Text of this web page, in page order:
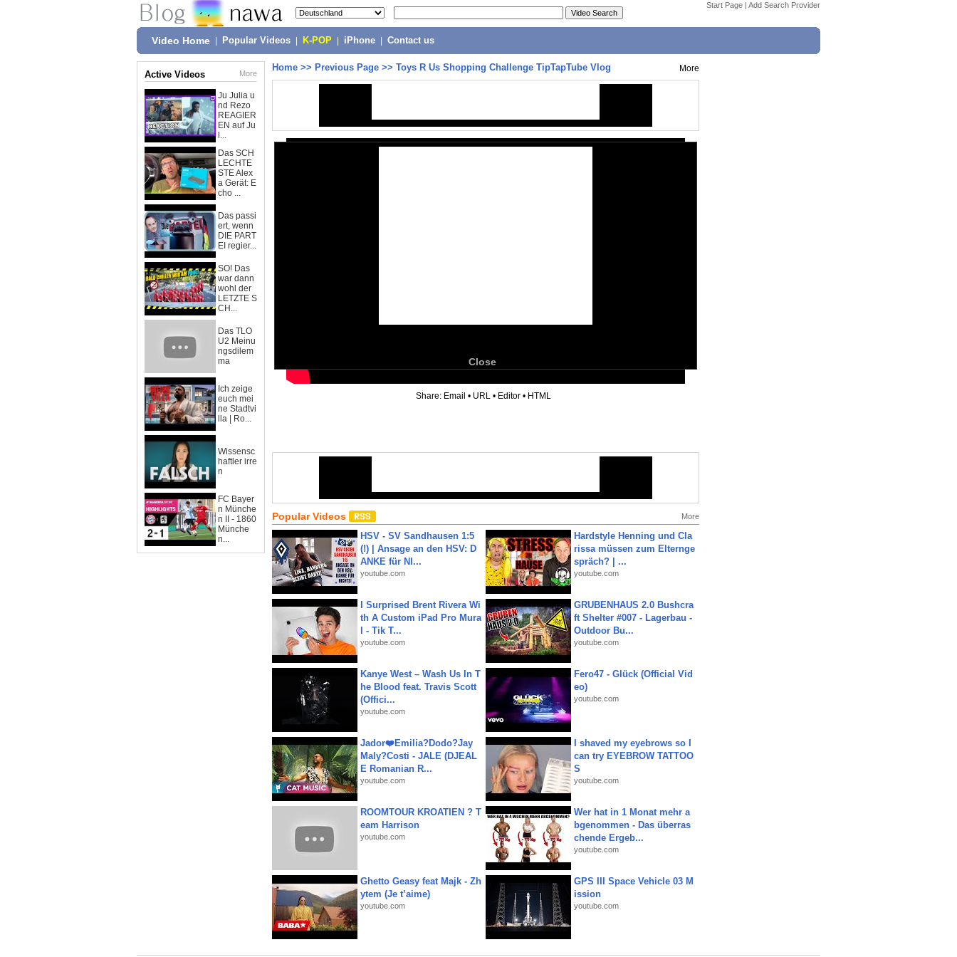
Start Page | Add Search Provider
Video Home Popular Videos K-POP iPhone Contact us
Active Videos More
Ju Julia u
nd Rezo
REAGIER
EN auf Ju
l...
Das SCH
LECHTE
STE Alex
a Gerät: E
cho ...
Das passi
ert, wenn
DIE PART
EI regier...
SO! Das
war dann
wohl der
LETZTE S
CH...
Das TLO
U2 Meinu
ngsdilem
ma
Ich zeige
euch mei
ne Stadtvi
lla | Ro...
Wissensc
haftler irre
n
FC Bayer
n Münche
n II - 1860
Münche
n...
Home >> Previous Page >> Toys R Us Shopping Challenge TipTapTube Vlog More
Close
Share: Email • URL • Editor • HTML
Popular Videos More
HSV - SV Sandhausen 1:5
(!) | Ansage an den HSV: D
ANKE für NI...
youtube.com
Hardstyle Henning und Cla
rissa müssen zum Elternge
spräch? | ...
youtube.com
I Surprised Brent Rivera Wi
th A Custom iPad Pro Mura
l - Tik T...
youtube.com
GRUBENHAUS 2.0 Bushcra
ft Shelter #007 - Lagerbau -
Outdoor Bu...
youtube.com
Kanye West – Wash Us In T
he Blood feat. Travis Scott
(Offici...
youtube.com
Fero47 - Glück (Official Vid
eo)
youtube.com
Jador❤️Emilia?Dodo?Jay
Maly?Costi - JALE (DJEAL
E Romanian R...
youtube.com
I shaved my eyebrows so I
can try EYEBROW TATTOO
S
youtube.com
ROOMTOUR KROATIEN ? T
eam Harrison
youtube.com
Wer hat in 1 Monat mehr a
bgenommen - Das überras
chende Ergeb...
youtube.com
Ghetto Geasy feat Majk - Zh
ytem (Je t’aime)
youtube.com
GPS III Space Vehicle 03 M
ission
youtube.com